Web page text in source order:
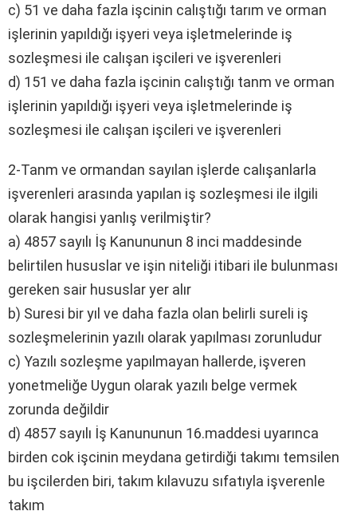
c) 51 ve daha fazla işcinin calıştığı tarım ve orman
işlerinin yapıldığı işyeri veya işletmelerinde iş
sozleşmesi ile calışan işcileri ve işverenleri
d) 151 ve daha fazla işcinin calıştığı tanm ve orman
işlerinin yapıldığı işyeri veya işletmelerinde iş
sozleşmesi ile calışan işcileri ve işverenleri
2-Tanm ve ormandan sayılan işlerde calışanlarla
işverenleri arasında yapılan iş sozleşmesi ile ilgili
olarak hangisi yanlış verilmiştir?
a) 4857 sayılı İş Kanununun 8 inci maddesinde
belirtilen hususlar ve işin niteliği itibari ile bulunması
gereken sair hususlar yer alır
b) Suresi bir yıl ve daha fazla olan belirli sureli iş
sozleşmelerinin yazılı olarak yapılması zorunludur
c) Yazılı sozleşme yapılmayan hallerde, işveren
yonetmeliğe Uygun olarak yazılı belge vermek
zorunda değildir
d) 4857 sayılı İş Kanununun 16.maddesi uyarınca
birden cok işcinin meydana getirdiği takımı temsilen
bu işcilerden biri, takım kılavuzu sıfatıyla işverenle
takım